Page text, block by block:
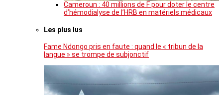
Cameroun : 40 millions de F pour doter le centre
d’hémodialyse de l’HRB en matériels médicaux
Les plus lus
Fame Ndongo pris en faute : quand le « tribun de la
langue » se trompe de subjonctif